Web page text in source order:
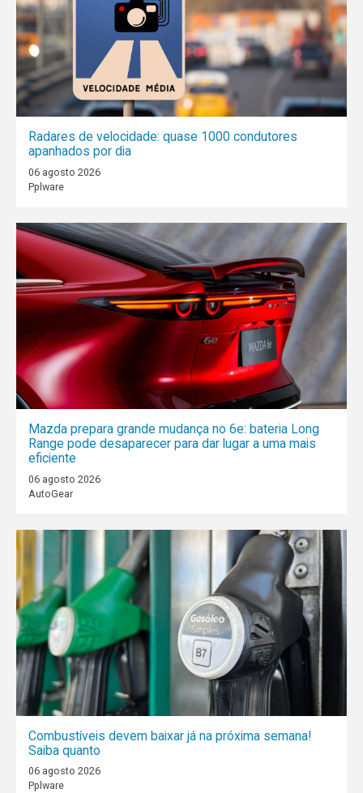
Radares de velocidade: quase 1000 condutores
apanhados por dia
06 agosto 2026
Pplware
Mazda prepara grande mudança no 6e: bateria Long
Range pode desaparecer para dar lugar a uma mais
eficiente
06 agosto 2026
AutoGear
Combustíveis devem baixar já na próxima semana!
Saiba quanto
06 agosto 2026
Pplware